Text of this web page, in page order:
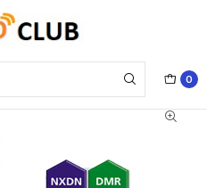
0
174MHz 64CH Digital DMR o
sin pantalla, GPS, Bluetooth, IP67